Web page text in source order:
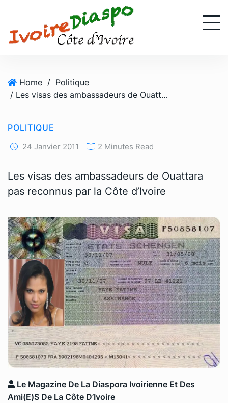
Home / Politique
/ Les visas des ambassadeurs de Ouattara pas reconnus par la Côte d’Ivoire
POLITIQUE
24 Janvier 2011 2 Minutes Read
Les visas des ambassadeurs de Ouattara
pas reconnus par la Côte d’Ivoire
Le Magazine De La Diaspora Ivoirienne Et Des
Ami(e)s De La Côte D’Ivoire